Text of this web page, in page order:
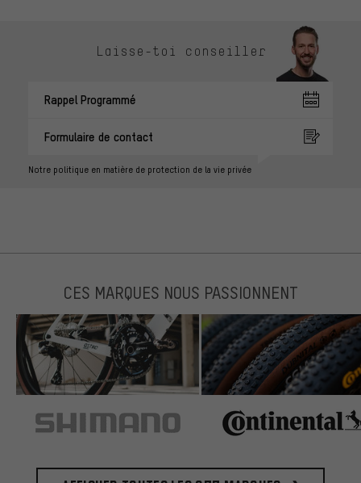
Laisse-toi conseiller
Rappel Programmé
Formulaire de contact
Notre politique en matière de protection de la vie privée
CES MARQUES NOUS PASSIONNENT